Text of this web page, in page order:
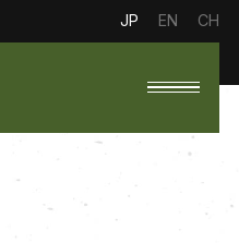
JP EN CH